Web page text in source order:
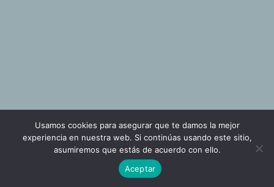
Usamos cookies para asegurar que te damos la mejor
experiencia en nuestra web. Si continúas usando este sitio,
asumiremos que estás de acuerdo con ello.
Aceptar